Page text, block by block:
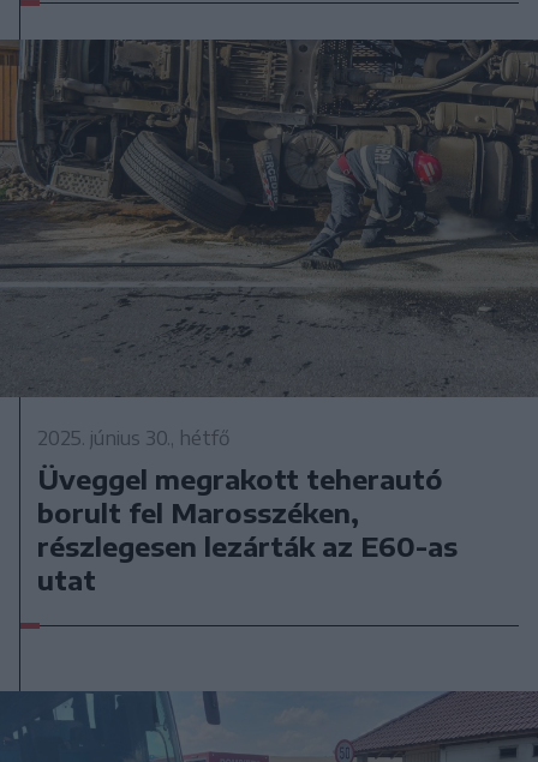
2025. június 30., hétfő
Üveggel megrakott teherautó
borult fel Marosszéken,
részlegesen lezárták az E60-as
utat